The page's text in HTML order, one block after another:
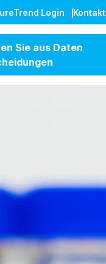
Login Kontakt
Sie aus Daten